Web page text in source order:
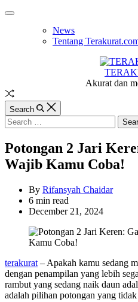
Skip
Off
News
Tentang
Akurat dan
Random
Article
Search
Search
for:
Potongan 2 Jari
Wajib Kamu Coba!
By Rifansyah Chaidar
Estimated
read
6 min read
December 21, 2024
terakurat – Apakah kamu sedang
dengan penampilan yang lebih
rambut yang sedang naik daun
adalah pilihan potongan yang